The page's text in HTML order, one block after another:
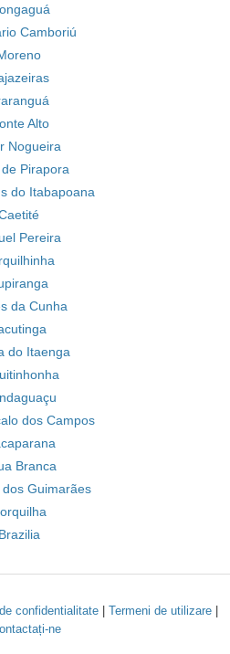
Camboriú
Alto
Nogueira
Pirapora
do Itabapoana
Pereira
da Cunha
do Itaenga
dos Campos
Branca
Guimarães
Brazilia
confidentialitate Termeni de utilizare
ne